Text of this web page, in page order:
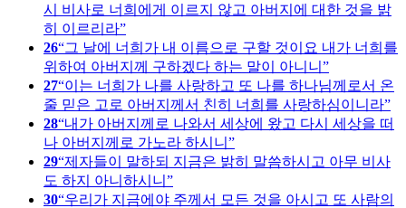
시 비사로 너희에게 이르지 않고 아버지에 대한 것을 밝
히 이르리라
26 그 날에 너희가 내 이름으로 구할 것이요 내가 너희를
위하여 아버지께 구하겠다 하는 말이 아니니
27 이는 너희가 나를 사랑하고 또 나를 하나님께로서 온
줄 믿은 고로 아버지께서 친히 너희를 사랑하심이니라
28 내가 아버지께로 나와서 세상에 왔고 다시 세상을 떠
나 아버지께로 가노라 하시니
29 제자들이 말하되 지금은 밝히 말씀하시고 아무 비사
도 하지 아니하시니
30 우리가 지금에야 주께서 모든 것을 아시고 또 사람의